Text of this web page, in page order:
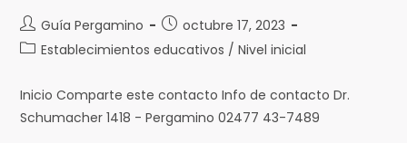
Guía Pergamino
octubre 17, 2023
Establecimientos educativos / Nivel inicial
Inicio Comparte este contacto Info de contacto Dr.
Schumacher 1418 - Pergamino 02477 43-7489